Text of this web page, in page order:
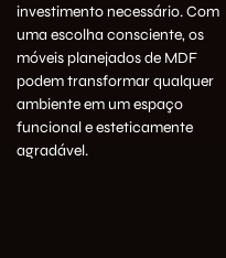
investimento necessário. Com
uma escolha consciente, os
móveis planejados de MDF
podem transformar qualquer
ambiente em um espaço
funcional e esteticamente
agradável.